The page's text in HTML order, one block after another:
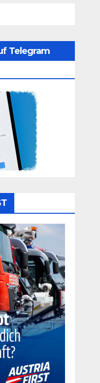
Telegram